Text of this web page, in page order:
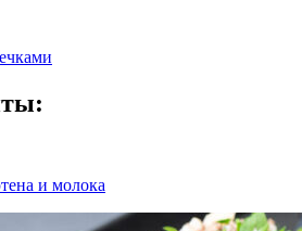
и молока